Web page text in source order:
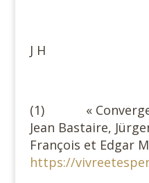
J H
(1) «
Jean Bastaire,
François et Edgar
https://